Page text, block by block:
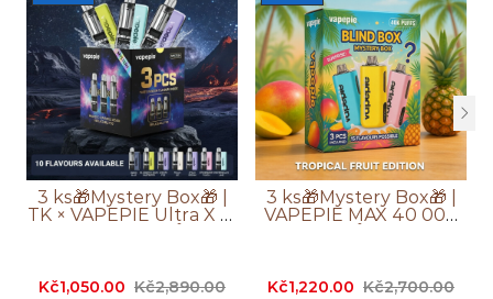
3 ks🎁Mystery Box🎁 |
TK × VAPEPIE Ultra X 15
Kč1,050.00 Kč2,890.00
3 ks🎁Mystery Box🎁 |
VAPEPIE MAX 40 000
Kč1,220.00 Kč2,700.00